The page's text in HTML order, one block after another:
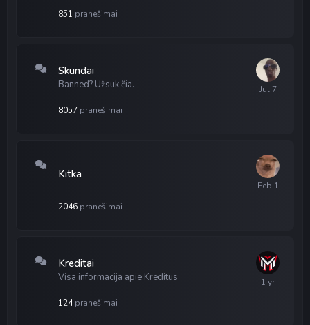
851 pranešimai
Skundai
Banned? Užsuk čia.
8057 pranešimai
Kitka
2046 pranešimai
Kreditai
Visa informacija apie Kreditus
124 pranešimai